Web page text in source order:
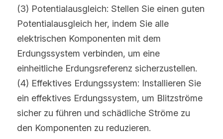
(3) Potentialausgleich: Stellen Sie einen guten
Potentialausgleich her, indem Sie alle
elektrischen Komponenten mit dem
Erdungssystem verbinden, um eine
einheitliche Erdungsreferenz sicherzustellen.
(4) Effektives Erdungssystem: Installieren Sie
ein effektives Erdungssystem, um Blitzströme
sicher zu führen und schädliche Ströme zu
den Komponenten zu reduzieren.